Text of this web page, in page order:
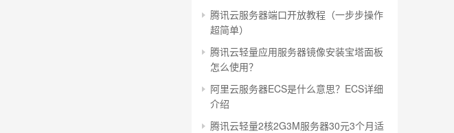
腾讯云服务器端口开放教程（一步步操作
超简单）
腾讯云轻量应用服务器镜像安装宝塔面板
怎么使用？
阿里云服务器ECS是什么意思？ECS详细
介绍
腾讯云轻量2核2G3M服务器30元3个月适